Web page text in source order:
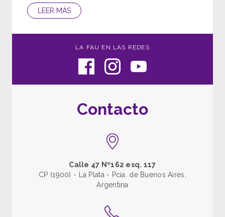
LEER MÁS
LA FAU EN LAS REDES
Contacto
Calle 47 Nº162 esq. 117
CP (1900) - La Plata - Pcia. de Buenos Aires,
Argentina